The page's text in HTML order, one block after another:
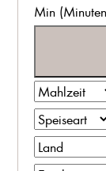
Min